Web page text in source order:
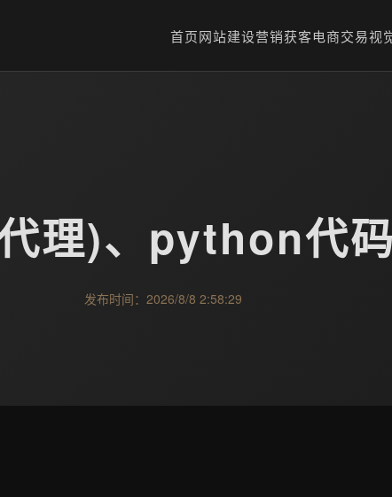
首页网站建设营销获客电商交易视
理)、python代
发布时间：2026/8/8 2:58:29